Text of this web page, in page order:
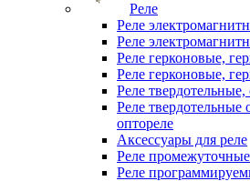
Реле
Реле
Реле
Реле герконовые,
Реле герконовые,
Реле твердотельные,
Реле твердотельные
оптореле
Аксессуары для реле
Реле промежуточные
Реле